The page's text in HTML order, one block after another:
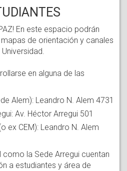
En este espacio podrán
de orientación y canales
en alguna de las
Alem): Leandro N. Alem 4731
Av. Héctor Arregui 501
ex CEM): Leandro N. Alem
como la Sede Arregui cuentan
a estudiantes y área de